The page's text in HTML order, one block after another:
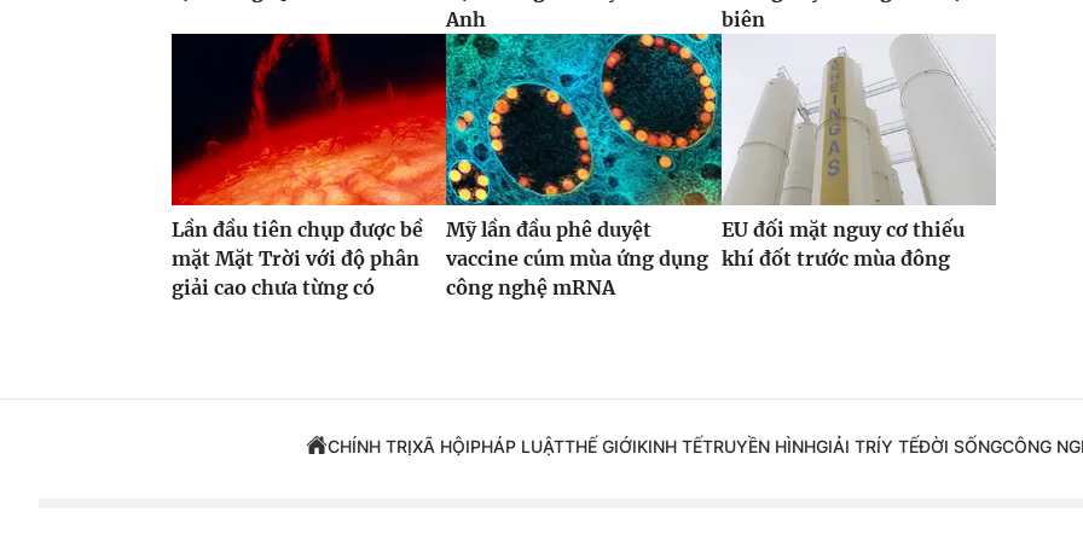
Anh
biên
Lần đầu tiên chụp được bề
mặt Mặt Trời với độ phân
giải cao chưa từng có
Mỹ lần đầu phê duyệt
vaccine cúm mùa ứng dụng
công nghệ mRNA
EU đối mặt nguy cơ thiếu
khí đốt trước mùa đông
CHÍNH TRỊXÃ HỘIPHÁP LUẬTTHẾ GIỚIKINH TẾTRUYỀN HÌNHGIẢI TRÍY TẾĐỜI SỐNGCÔNG